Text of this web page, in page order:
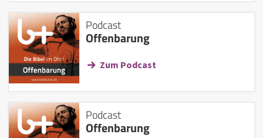
Podcast
Offenbarung
Zum Podcast
Podcast
Offenbarung